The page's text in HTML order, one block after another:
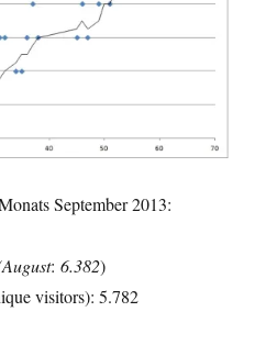
September 2013:
August: 6.382)
visitors): 5.782